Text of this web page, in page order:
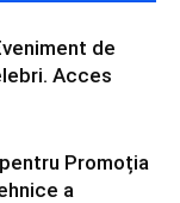
de
Acces
Promoția
a